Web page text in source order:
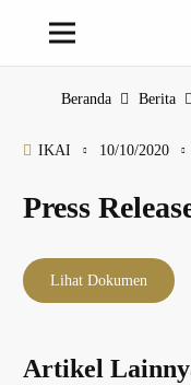
Beranda Berita
IKAI 10/10/2020
Press
Lihat Dokumen
Artikel